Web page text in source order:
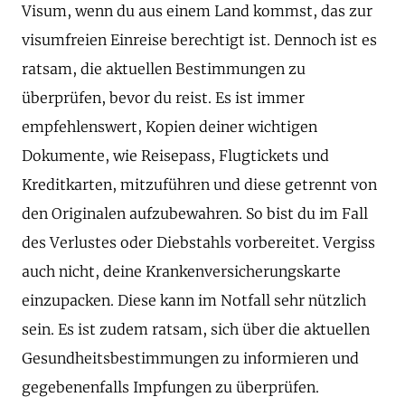
Visum, wenn du aus einem Land kommst, das zur
visumfreien Einreise berechtigt ist. Dennoch ist es
ratsam, die aktuellen Bestimmungen zu
überprüfen, bevor du reist. Es ist immer
empfehlenswert, Kopien deiner wichtigen
Dokumente, wie Reisepass, Flugtickets und
Kreditkarten, mitzuführen und diese getrennt von
den Originalen aufzubewahren. So bist du im Fall
des Verlustes oder Diebstahls vorbereitet. Vergiss
auch nicht, deine Krankenversicherungskarte
einzupacken. Diese kann im Notfall sehr nützlich
sein. Es ist zudem ratsam, sich über die aktuellen
Gesundheitsbestimmungen zu informieren und
gegebenenfalls Impfungen zu überprüfen.